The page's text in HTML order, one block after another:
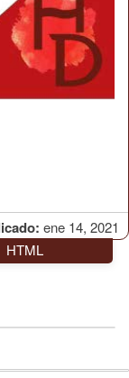
ene 14, 2021
HTML